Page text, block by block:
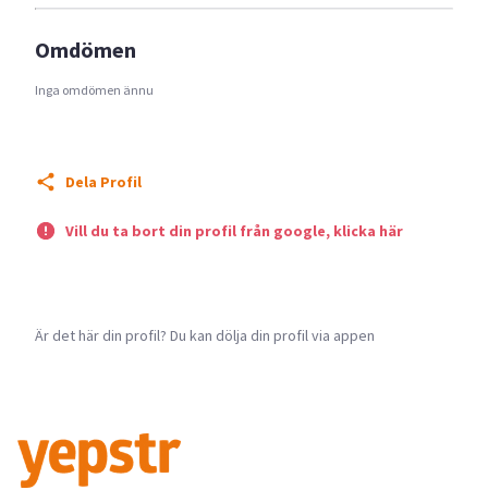
Omdömen
Inga omdömen ännu
Dela Profil
Vill du ta bort din profil från google, klicka här
Är det här din profil? Du kan dölja din profil via appen